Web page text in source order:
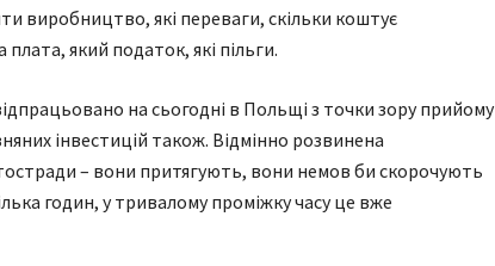
виробництво, які переваги, скільки коштує
який податок, які пільги.
на сьогодні в Польщі з точки зору прийому
інвестицій також. Відмінно розвинена
– вони притягують, вони немов би скорочують
годин, у тривалому проміжку часу це вже